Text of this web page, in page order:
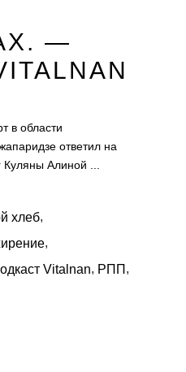
—
в области
ответил на
Куляны Алиной
хлеб,
,
Vitalnan, РПП ,